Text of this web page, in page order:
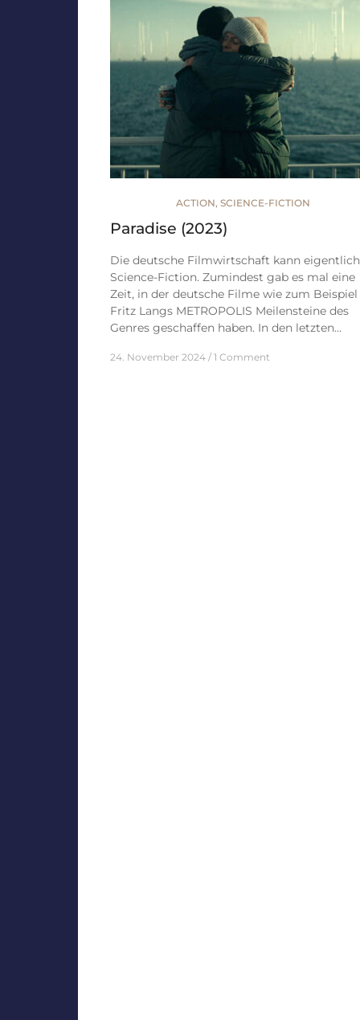
ACTION, SCIENCE-FICTION
Paradise (2023)
Die deutsche Filmwirtschaft kann eigentlich
Science-Fiction. Zumindest gab es mal eine
Zeit, in der deutsche Filme wie zum Beispiel
Fritz Langs METROPOLIS Meilensteine des
Genres geschaffen haben. In den letzten…
24. November 2024 1 Comment